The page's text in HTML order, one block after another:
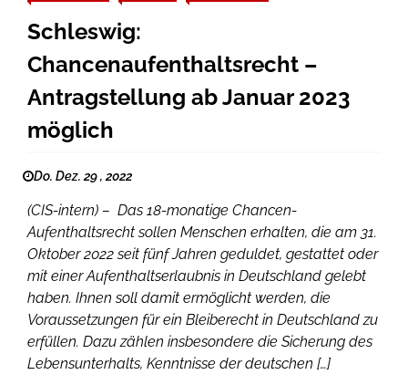
Schleswig:
Chancenaufenthaltsrecht –
Antragstellung ab Januar 2023
möglich
Do. Dez. 29 , 2022
(CIS-intern) – Das 18-monatige Chancen-
Aufenthaltsrecht sollen Menschen erhalten, die am 31.
Oktober 2022 seit fünf Jahren geduldet, gestattet oder
mit einer Aufenthaltserlaubnis in Deutschland gelebt
haben. Ihnen soll damit ermöglicht werden, die
Voraussetzungen für ein Bleiberecht in Deutschland zu
erfüllen. Dazu zählen insbesondere die Sicherung des
Lebensunterhalts, Kenntnisse der deutschen […]